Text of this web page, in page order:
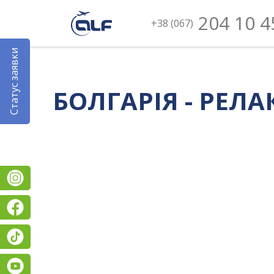
+38 (067) 204 10
Статус заявки БОЛГАРІЯ -